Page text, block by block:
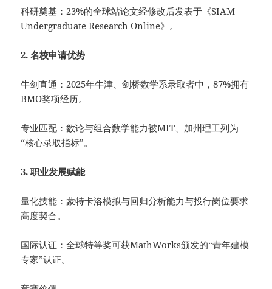
科研奠基：23%的全球站论文经修改后发表于《SIAM
Undergraduate Research Online》。
2. 名校申请优势
牛剑直通：2025年牛津、剑桥数学系录取者中，87%拥有
BMO奖项经历。
专业匹配：数论与组合数学能力被MIT、加州理工列为
“核心录取指标”。
3. 职业发展赋能
量化技能：蒙特卡洛模拟与回归分析能力与投行岗位要求
高度契合。
国际认证：全球特等奖可获MathWorks颁发的“青年建模
专家”认证。